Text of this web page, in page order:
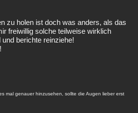
zu holen ist doch was anders, als das
freiwillig solche teilweise wirklich
berichte reinziehe!
mal genauer hinzusehen, sollte die Augen lieber erst